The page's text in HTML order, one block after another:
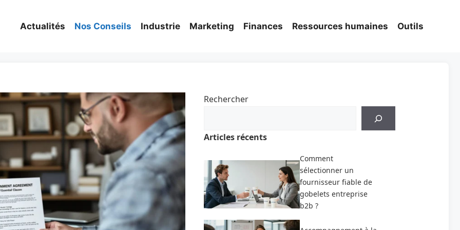
Actualités Nos Conseils Industrie Marketing Finances Ressources humaines Outils
Rechercher
Articles récents
Comment
sélectionner un
fournisseur fiable de
gobelets entreprise
b2b ?